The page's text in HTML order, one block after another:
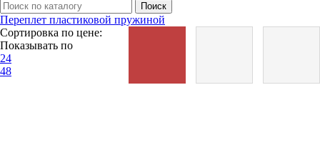
Поиск
Переплет пластиковой пружиной
Сортировка по цене:
Показывать по
24
48